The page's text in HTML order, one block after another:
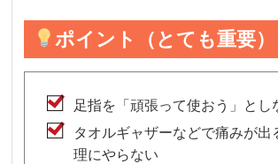
ポイント（とても重要）
足指を「頑張って使おう」とし
タオルギャザーなどで痛みが出
理にやらない